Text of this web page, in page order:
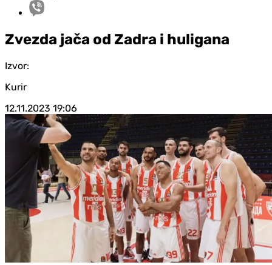
Zvezda jača od Zadra i huligana
Izvor:
Kurir
12.11.2023 19:06